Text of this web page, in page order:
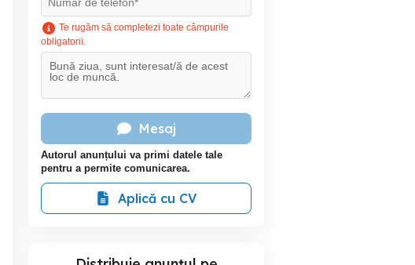
Te rugăm să completezi toate câmpurile
obligatorii.
Mesaj
Autorul anunțului va primi datele tale
pentru a permite comunicarea.
Aplică cu CV